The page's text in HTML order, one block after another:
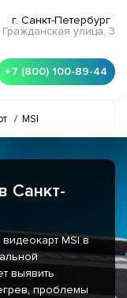
г. Санкт-Петербург
Гражданская улица, 3
+7 (800) 100-89-44
/ MSI
Санкт-
MSI в
выявить
проблемы